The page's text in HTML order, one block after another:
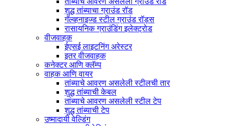
शुद्ध तांब्याचा ग्राउंड रॉड
गॅल्व्हनाइज्ड स्टील ग्राउंड रॉड्स
रासायनिक ग्राउंडिंग इलेक्ट्रोड
वीजवाहक
ईएसई लाइटनिंग अरेस्टर
इतर वीजवाहक
कनेक्टर आणि क्लॅम्प
वाहक आणि वायर
तांब्याचे आवरण असलेली स्टीलची तार
शुद्ध तांब्याची केबल
तांब्याचे आवरण असलेली स्टील टेप
शुद्ध तांब्याची टेप
उष्मादायी वेल्डिंग